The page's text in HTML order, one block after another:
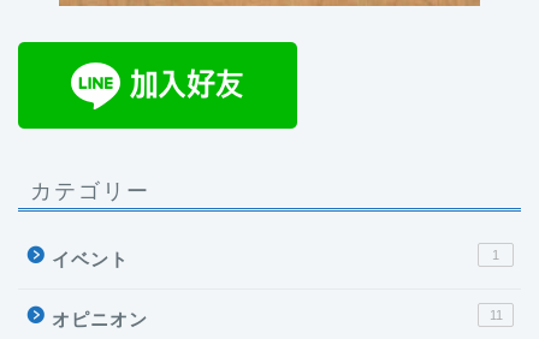
カテゴリー
イベント 1
オピニオン 11